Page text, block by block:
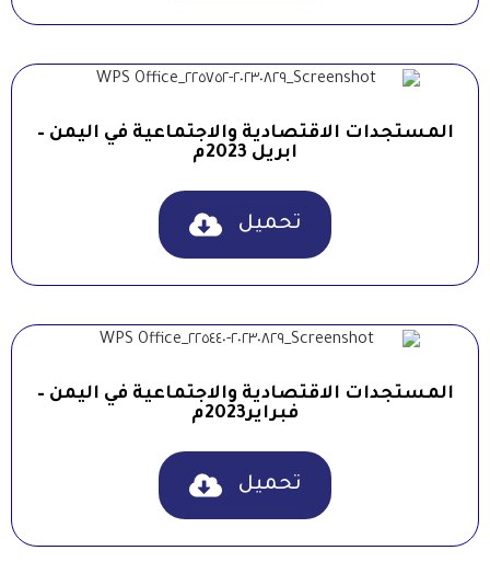
المستجدات الاقتصادية والاجتماعية في اليمن –
ابريل 2023م
تحميل
المستجدات الاقتصادية والاجتماعية في اليمن –
فبراير2023م
تحميل